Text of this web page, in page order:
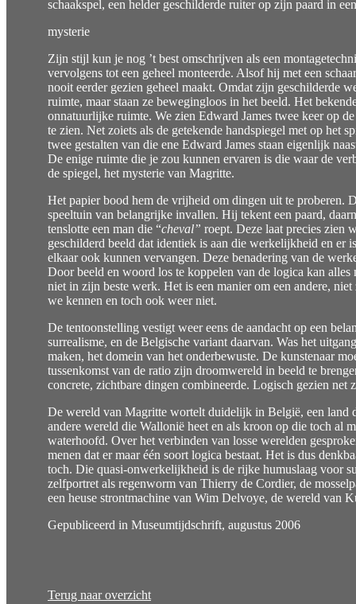
schaakspel, een helder geschilderde ruiter op zijn paard in
mysterie
Zijn stijl kun je nog ’t best omschrijven als een
vervolgens tot een geheel monteerde. Alsof hij met een
nooit eerder gezien geheel maakt. Omdat zijn geschilderde
ruimte, maar staan ze bewegingloos in het beeld. Het
onnatuurlijke ruimte. We zien Edward James twee keer op
te zien. Net zoiets als de getekende handspiegel met op het
twee gestalten van die ene Edward James staan eigenlijk
De enige ruimte die je zou kunnen ervaren is die waar de
de spiegel, het mysterie van Magritte.
Het papier bood hem de vrijheid om dingen uit te proberen.
speeltuin van belangrijke invallen. Hij tekent een paard,
tenslotte een man die “cheval” roept. Deze laat precies zien
geschilderd beeld dat identiek is aan die werkelijkheid en er
elkaar ook kunnen vervangen. Deze benadering van de
Door beeld en woord los te koppelen van de logica kan
niet in zijn beste werk. Het is een manier om een andere,
we kennen en toch ook weer niet.
De tentoonstelling vestigt weer eens de aandacht op een
surrealisme, en de Belgische variant daarvan. Was het
maken, het domein van het onderbewuste. De kunstenaar
tussenkomst van de ratio zijn droomwereld in beeld te
concrete, zichtbare dingen combineerde. Logisch gezien net
De wereld van Magritte wortelt duidelijk in België, een land
andere wereld die Wallonië heet en als kroon op die toch al
waterhoofd. Over het verbinden van losse werelden
menen dat er maar één soort logica bestaat. Het is dus
toch. Die quasi-onwerkelijkheid is de rijke humuslaag voor
zelfportret als regenworm van Thierry de Cordier, de
een heuse strontmachine van Wim Delvoye, de wereld van
Gepubliceerd in Museumtijdschrift, augustus 2006
Terug naar overzicht